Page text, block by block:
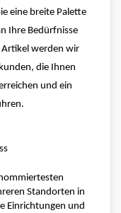
eine breite Palette
Ihre Bedürfnisse
Artikel werden wir
die Ihnen
und ein
Standorten in
Einrichtungen und